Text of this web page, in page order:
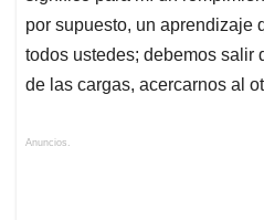
por supuesto, un aprendizaje
todos ustedes; debemos salir
de las cargas, acercarnos al
Anuncios.